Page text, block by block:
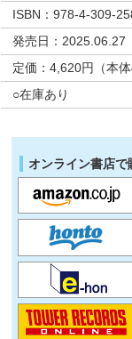
ISBN：978-4-309-
発売日：2025.06.27
定価：4,620円（本体
○在庫あり
オンライン書店で